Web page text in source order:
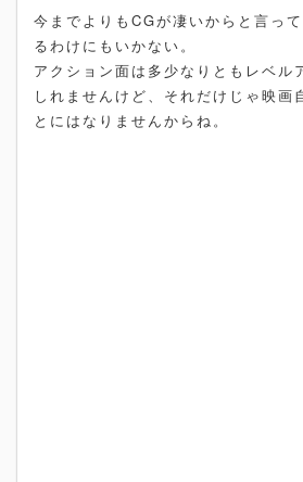
今までよりもCGが凄いからと言っ
るわけにもいかない。
アクション面は多少なりともレベル
しれませんけど、それだけじゃ映画
とにはなりませんからね。